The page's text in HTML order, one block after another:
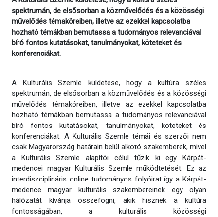
spektrumán, de elsősorban a közművelődés és a közösségi
művelődés témaköreiben, illetve az ezekkel kapcsolatba
hozható témákban bemutassa a tudományos relevanciával
bíró fontos kutatásokat, tanulmányokat, köteteket és
konferenciákat.
A Kulturális Szemle küldetése, hogy a kultúra széles
spektrumán, de elsősorban a közművelődés és a közösségi
művelődés témaköreiben, illetve az ezekkel kapcsolatba
hozható témákban bemutassa a tudományos relevanciával
bíró fontos kutatásokat, tanulmányokat, köteteket és
konferenciákat. A Kulturális Szemle témái és szerzői nem
csak Magyarország határain belül alkotó szakemberek, mivel
a Kulturális Szemle alapítói célul tűzik ki egy Kárpát-
medencei magyar Kulturális Szemle működtetését. Ez az
interdiszciplináris online tudományos folyóirat így a Kárpát-
medence magyar kulturális szakembereinek egy olyan
hálózatát kívánja összefogni, akik hisznek a kultúra
fontosságában, a kulturális közösségi